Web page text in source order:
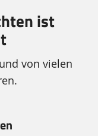
ist
von vielen